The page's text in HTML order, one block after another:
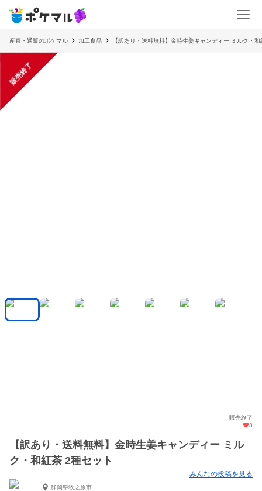
産直・通販のポケマル 加工食品 【訳あり・送料無料】金時生姜キャンディー ミルク・
販売終了
販売終了
3
【訳あり・送料無料】金時生姜キャンディー ミル
ク・和紅茶 2種セット
みんなの投稿を見る
静岡県牧之原市